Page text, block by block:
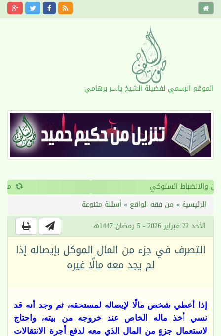
الموقع الرسمي لفضيلة الشيخ ياسر برهامي
‹
›
الرئيسية » من فقه الواقع »أسئلة متنوعة
الأحد 22 فبراير 2026 - 5 رمضان 1447هـ
التصرف في جزء من المال الموكل بإيصاله إذا
لم يجد معه مالًا غيره
إذا أعطي شخص مالًا لإيصاله لمستحقه، ثم وجد أنه قد
نسي أخذ ماله الخاص عند خروجه من بيته، واحتاج
لاستعمال جزءٍ من المال الذي معه لدفع أجرة الانتقالات